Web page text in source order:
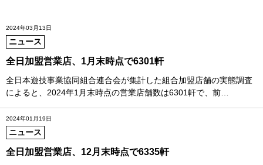
2024年03月13日
ニュース
全日加盟営業店、1月末時点で6301軒
全日本遊技事業協同組合連合会が集計した組合加盟店舗の実態調査
によると、2024年1月末時点の営業店舗数は6301軒で、前…
2024年01月19日
ニュース
全日加盟営業店、12月末時点で6335軒